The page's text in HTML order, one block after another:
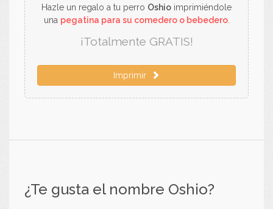
Hazle un regalo a tu perro Oshio imprimiéndole
una pegatina para su comedero o bebedero.
¡Totalmente GRATIS!
Imprimir
¿Te gusta el nombre Oshio?